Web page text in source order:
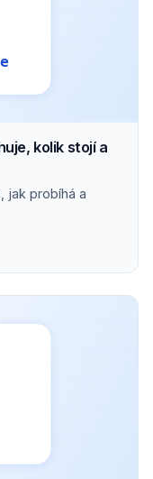
kolik stojí a
jak probíhá a